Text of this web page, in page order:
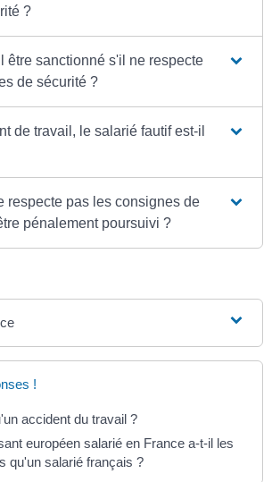
?
être sanctionné s'il ne respecte
de sécurité ?
de travail, le salarié fautif est-il
respecte pas les consignes de
pénalement poursuivi ?
!
accident du travail ?
européen salarié en France a-t-il les
qu'un salarié français ?